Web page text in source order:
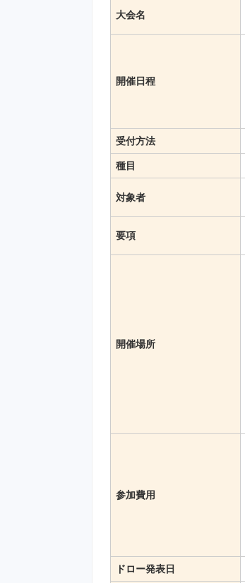
大会名
開催日程
受付方法
種目
対象者
要項
開催場所
参加費用
ドロー発表日